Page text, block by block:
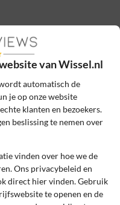
ik kon zeer
0 0
van Wissel.nl
automatisch de
je op onze website
klanten en bezoekers.
beslissing te nemen over
vinden over hoe we de
Ons privacybeleid en
direct hier vinden. Gebruik
te openen en de